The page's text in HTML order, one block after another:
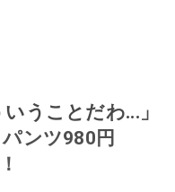
うことだわ...」
ンツ980円